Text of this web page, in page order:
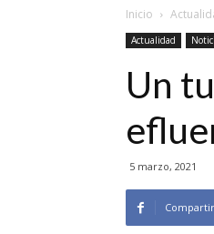
Inicio
Actualidad
Un
5 marzo, 2021